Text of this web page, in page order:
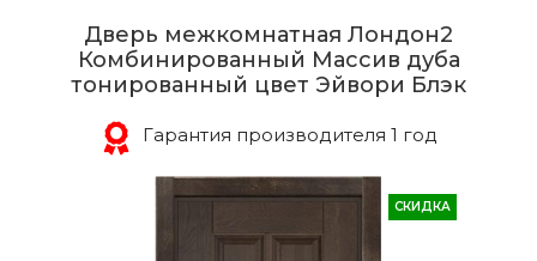
Дверь межкомнатная Лондон2
Комбинированный Массив дуба
тонированный цвет Эйвори Блэк
Гарантия производителя 1 год
СКИДКА